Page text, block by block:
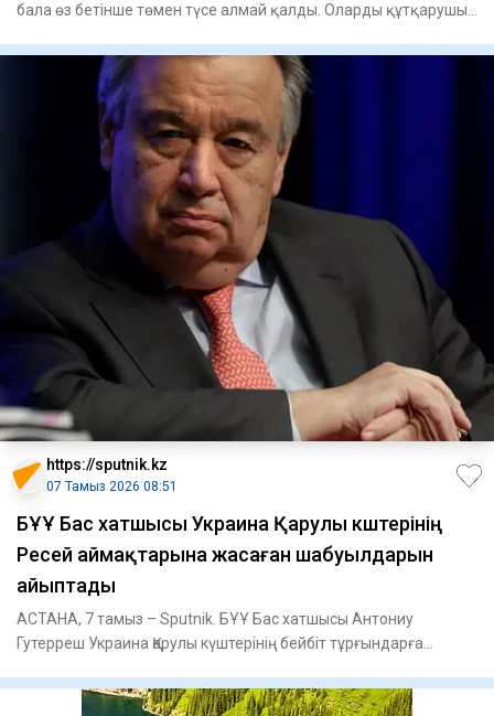
бала өз бетінше төмен түсе алмай қалды. Оларды құтқарушы
https://sputnik.kz
07 Тамыз 2026 08:51
БҰҰ Бас хатшысы Украина Қарулы күштерінің
Ресей аймақтарына жасаған шабуылдарын
айыптады
АСТАНА, 7 тамыз – Sputnik. БҰҰ Бас хатшысы Антониу
Гутерреш Украина Қарулы күштерінің бейбіт тұрғындарға